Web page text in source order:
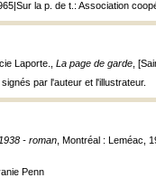
la p. de t.: Association
Laporte., La page de garde ,
par l'auteur et l'illustrateur.
- roman , Montréal : Leméac,
Penn